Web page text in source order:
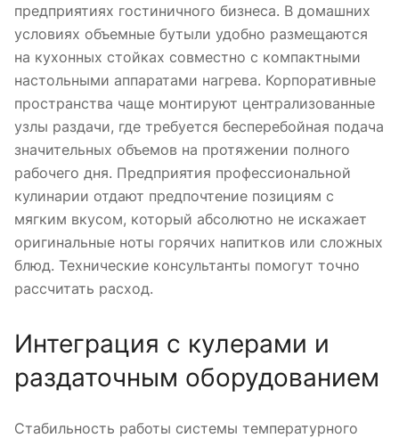
предприятиях гостиничного бизнеса. В домашних
условиях объемные бутыли удобно размещаются
на кухонных стойках совместно с компактными
настольными аппаратами нагрева. Корпоративные
пространства чаще монтируют централизованные
узлы раздачи, где требуется бесперебойная подача
значительных объемов на протяжении полного
рабочего дня. Предприятия профессиональной
кулинарии отдают предпочтение позициям с
мягким вкусом, который абсолютно не искажает
оригинальные ноты горячих напитков или сложных
блюд. Технические консультанты помогут точно
рассчитать расход.
Интеграция с кулерами и
раздаточным оборудованием
Стабильность работы системы температурного